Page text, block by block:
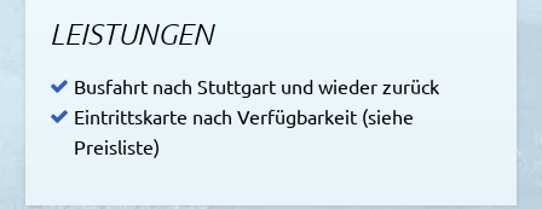
LEISTUNGEN
Busfahrt nach Stuttgart und wieder zurück
Eintrittskarte nach Verfügbarkeit (siehe
Preisliste)